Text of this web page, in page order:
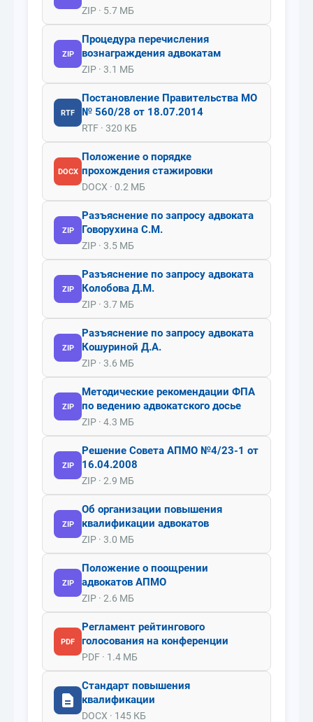
ZIP · 5.7 МБ
ZIP
Процедура перечисления
вознаграждения адвокатам
ZIP · 3.1 МБ
RTF
Постановление Правительства МО
№ 560/28 от 18.07.2014
RTF · 320 КБ
DOCX
Положение о порядке
прохождения стажировки
DOCX · 0.2 МБ
ZIP
Разъяснение по запросу адвоката
Говорухина С.М.
ZIP · 3.5 МБ
ZIP
Разъяснение по запросу адвоката
Колобова Д.М.
ZIP · 3.7 МБ
ZIP
Разъяснение по запросу адвоката
Кошуриной Д.А.
ZIP · 3.6 МБ
ZIP
Методические рекомендации ФПА
по ведению адвокатского досье
ZIP · 4.3 МБ
ZIP
Решение Совета АПМО №4/23-1 от
16.04.2008
ZIP · 2.9 МБ
ZIP
Об организации повышения
квалификации адвокатов
ZIP · 3.0 МБ
ZIP
Положение о поощрении
адвокатов АПМО
ZIP · 2.6 МБ
PDF
Регламент рейтингового
голосования на конференции
PDF · 1.4 МБ
Стандарт повышения
квалификации
DOCX · 145 КБ